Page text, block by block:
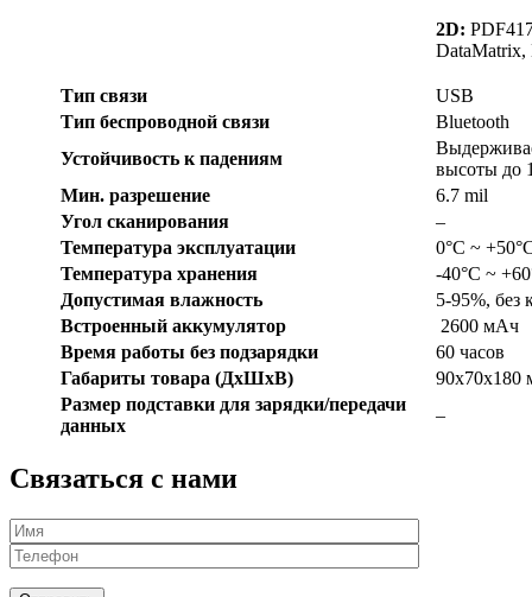
2D:
DataMatrix,
Тип связи
USB
Тип беспроводной связи
Bluetooth
Устойчивость к падениям
высоты до
Мин. разрешение
6.7 mil
Угол сканирования
–
Температура эксплуатации
0°C ~
Температура хранения
-40°C ~
Допустимая влажность
5-95%, без
Встроенный аккумулятор
2600 мАч
Время работы без подзарядки
60 часов
Габариты товара (ДxШxВ)
90х70х180
Размер подставки для зарядки/передачи
данных
–
Связаться с нами